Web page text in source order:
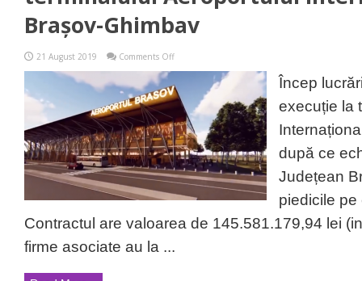
Brașov-Ghimbav
21 August 2019 Comments Offon
S-
a
semnat
pentru
execuția
terminalului
Aeroportului
Internațional
Brașov-
Ghimbav
Încep
execuție la
după ce
Județean
piedicile
Contractul are valoarea de 145.581.179,94 lei
firme asociate au la ...